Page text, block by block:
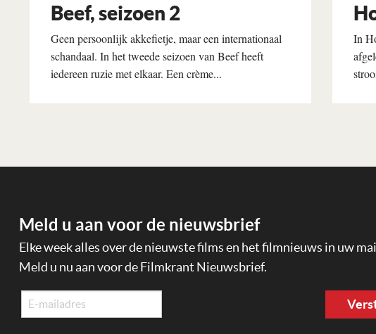
Beef, seizoen 2
Geen persoonlijk akkefietje, maar een internationaal
schandaal. In het tweede seizoen van Beef heeft
iedereen ruzie met elkaar. Een crème...
In
Meld u aan voor de nieuwsbrief
Elke week alles over de nieuwste films en het filmnieuws in uw
Meld u nu aan voor de Filmkrant Nieuwsbrief.